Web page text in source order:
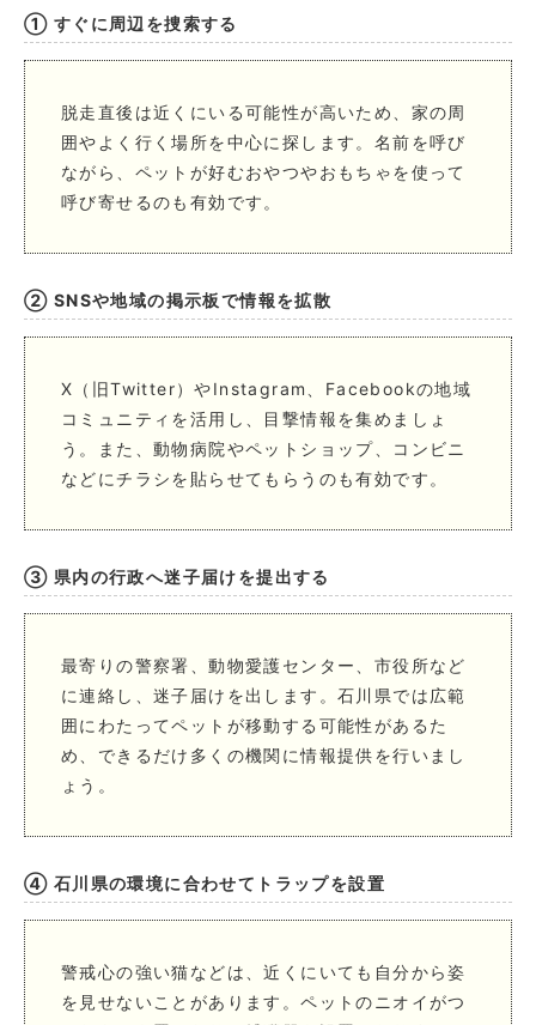
① すぐに周辺を捜索する
脱走直後は近くにいる可能性が高いため、家の周
囲やよく行く場所を中心に探します。名前を呼び
ながら、ペットが好むおやつやおもちゃを使って
呼び寄せるのも有効です。
② SNSや地域の掲示板で情報を拡散
X（旧Twitter）やInstagram、Facebookの地域
コミュニティを活用し、目撃情報を集めましょ
う。また、動物病院やペットショップ、コンビニ
などにチラシを貼らせてもらうのも有効です。
③ 県内の行政へ迷子届けを提出する
最寄りの警察署、動物愛護センター、市役所など
に連絡し、迷子届けを出します。石川県では広範
囲にわたってペットが移動する可能性があるた
め、できるだけ多くの機関に情報提供を行いまし
ょう。
④ 石川県の環境に合わせてトラップを設置
警戒心の強い猫などは、近くにいても自分から姿
を見せないことがあります。ペットのニオイがつ